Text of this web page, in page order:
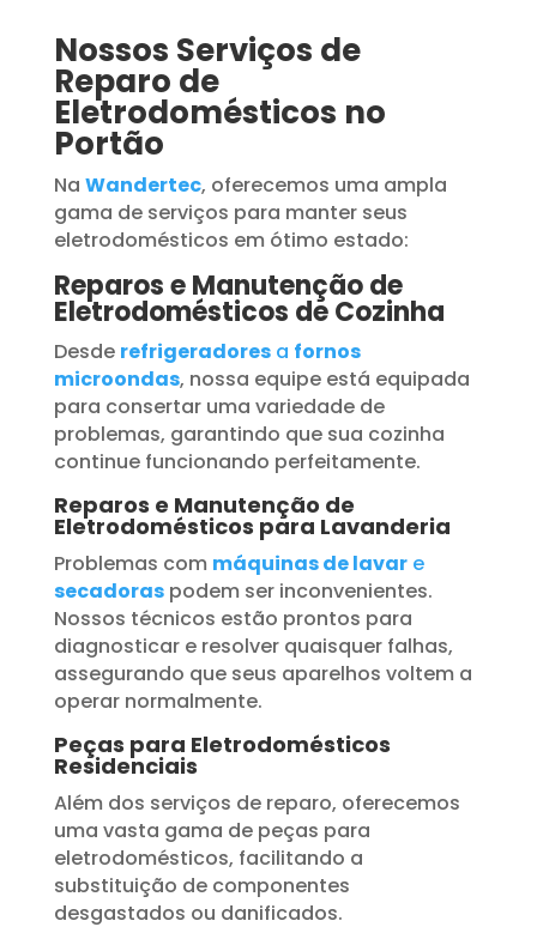
Nossos Serviços de
Reparo de
Eletrodomésticos no
Portão
Na Wandertec, oferecemos uma ampla
gama de serviços para manter seus
eletrodomésticos em ótimo estado:
Reparos e Manutenção de
Eletrodomésticos de Cozinha
Desde refrigeradoresa fornos
microondas, nossa equipe está equipada
para consertar uma variedade de
problemas, garantindo que sua cozinha
continue funcionando perfeitamente.
Reparos e Manutenção de
Eletrodomésticos para Lavanderia
Problemas com máquinas de lavare
secadoraspodem ser inconvenientes.
Nossos técnicos estão prontos para
diagnosticar e resolver quaisquer falhas,
assegurando que seus aparelhos voltem a
operar normalmente.
Peças para Eletrodomésticos
Residenciais
Além dos serviços de reparo, oferecemos
uma vasta gama de peças para
eletrodomésticos, facilitando a
substituição de componentes
desgastados ou danificados.